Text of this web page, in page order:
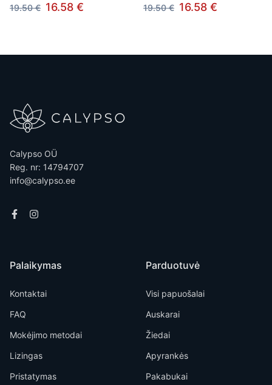
19.50 € 16.58 €
19.50 € 16.58 €
Calypso OÜ
Reg. nr: 14794707
info@calypso.ee
Palaikymas
Kontaktai
FAQ
Mokėjimo metodai
Lizingas
Pristatymas
Parduotuvė
Visi papuošalai
Auskarai
Žiedai
Apyrankės
Pakabukai